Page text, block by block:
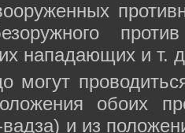
нападающих и т.
могут
обоих
и из